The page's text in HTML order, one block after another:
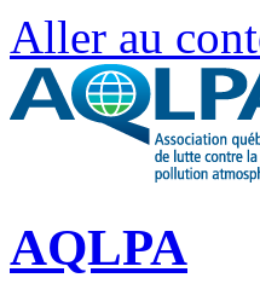
Aller au
AQLPA